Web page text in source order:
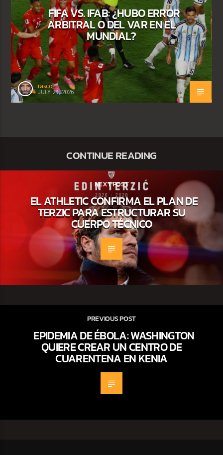
FIFA VS. IFAB: ¿HUBO ERROR
ARBITRAL O DEL VAR EN EL
MUNDIAL?
rasco
JULY 29, 2026
CONTINUE READING
NEXT POST
EL ATHLETIC CONFIRMA EL PLAN DE
TERZIC PARA ESTRUCTURAR SU
CUERPO TÉCNICO
PREVIOUS POST
EPIDEMIA DE ÉBOLA: WASHINGTON
QUIERE CREAR UN CENTRO DE
CUARENTENA EN KENIA